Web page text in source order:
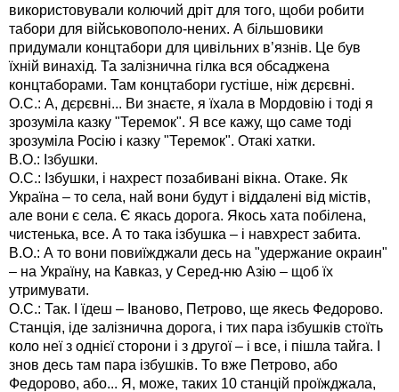
використовували колючий дріт для того, щоби робити
табори для військовополо-нених. А більшовики
придумали концтабори для цивільних в’язнів. Це був
їхній винахід. Та залізнична гілка вся обсаджена
концтаборами. Там концтабори густіше, ніж дєрєвні.
О.С.: А, дєрєвні... Ви знаєте, я їхала в Мордовію і тоді я
зрозуміла казку "Теремок". Я все кажу, що саме тоді
зрозуміла Росію і казку "Теремок". Отакі хатки.
В.О.: Ізбушки.
О.С.: Ізбушки, і нахрест позабивані вікна. Отаке. Як
Україна – то села, най вони будут і віддалені від містів,
але вони є села. Є якась дорога. Якось хата побілена,
чистенька, все. А то така ізбушка – і навхрест забита.
В.О.: А то вони повиїжджали десь на "удержание окраин"
– на Україну, на Кавказ, у Серед-ню Азію – щоб їх
утримувати.
О.С.: Так. І їдеш – Іваново, Петрово, ще якесь Федорово.
Станція, іде залізнична дорога, і тих пара ізбушків стоїть
коло неї з однієї сторони і з другої – і все, і пішла тайга. І
знов десь там пара ізбушків. То вже Петрово, або
Федорово, або... Я, може, таких 10 станцій проїжджала,